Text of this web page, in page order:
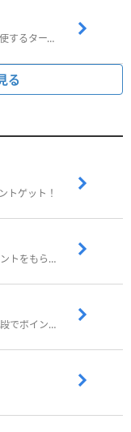
武器の『アビリティ』と『戦神』を駆使するターン制コマンドバトルRPG！
る
トゲット！
歩いてポイ活！日常生活でお得にポイントをもらおう
歩いたりアンケート回答など幅広い手段でポイントをゲット